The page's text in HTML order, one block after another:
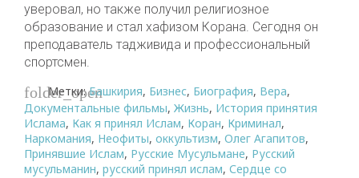
уверовал, но также получил религиозное
образование и стал хафизом Корана. Сегодня он
преподаватель тадживида и профессиональный
спортсмен.
folder_open
Метки:Башкирия, Бизнес, Биография, Вера,
Документальные фильмы, Жизнь, История принятия
Ислама, Как я принял Ислам, Коран, Криминал,
Наркомания, Неофиты, оккультизм, Олег Агапитов,
Принявшие Ислам, Русские Мусульмане, Русский
мусульманин, русский принял ислам, Сердце со